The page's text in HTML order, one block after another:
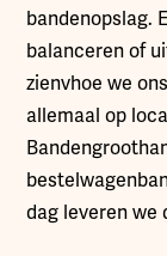
bandenopslag.
balanceren of
zienvhoe we
allemaal op
dag leveren we